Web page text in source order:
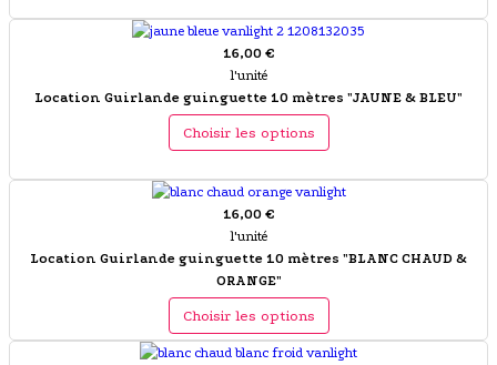
16,00 €
l'unité
Location Guirlande guinguette 10 mètres "JAUNE & BLEU"
Choisir les options
16,00 €
l'unité
Location Guirlande guinguette 10 mètres "BLANC CHAUD &
ORANGE"
Choisir les options